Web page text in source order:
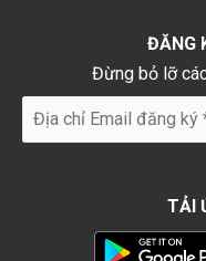
ĐĂNG
Đừng bỏ lỡ
TẢI